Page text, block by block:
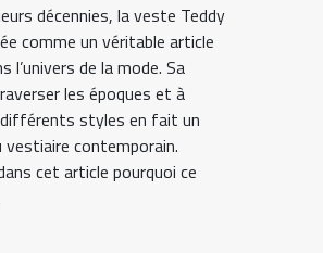
décennies, la veste Teddy
comme un véritable article
l’univers de la mode. Sa
les époques et à
différents styles en fait un
vestiaire contemporain.
cet article pourquoi ce